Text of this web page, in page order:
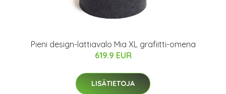
Pieni design-lattiavalo Mia XL grafiitti-omena
619.9 EUR
LISÄTIETOJA